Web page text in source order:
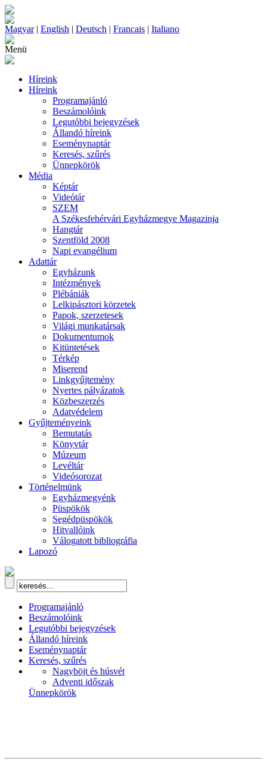
Magyar| English | Deutsch | Francais | Italiano
Menü
Híreink
Híreink
Programajánló
Beszámolóink
Legutóbbi bejegyzések
Állandó híreink
Eseménynaptár
Keresés, szűrés
Ünnepkörök
Média
Képtár
Videótár
SZEM
A Székesfehérvári Egyházmegye Magazinja
Hangtár
Szentföld 2008
Napi evangélium
Adattár
Egyházunk
Intézmények
Plébániák
Lelkipásztori körzetek
Papok, szerzetesek
Világi munkatársak
Dokumentumok
Kitüntetések
Térkép
Miserend
Linkgyűjtemény
Nyertes pályázatok
Közbeszerzés
Adatvédelem
Gyűjteményeink
Bemutatás
Könyvtár
Múzeum
Levéltár
Videósorozat
Történelmünk
Egyházmegyénk
Püspökök
Segédpüspökök
Hitvallóink
Válogatott bibliográfia
Lapozó
Programajánló
Beszámolóink
Legutóbbi bejegyzések
Állandó híreink
Eseménynaptár
Keresés, szűrés
Nagyböjt és húsvét
Adventi időszak
Ünnepkörök